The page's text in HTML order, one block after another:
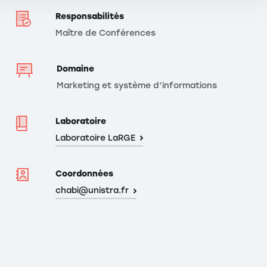
Responsabilités
Maître de Conférences
Domaine
Marketing et système d’informations
Laboratoire
Laboratoire LaRGE
Coordonnées
chabi@unistra.fr